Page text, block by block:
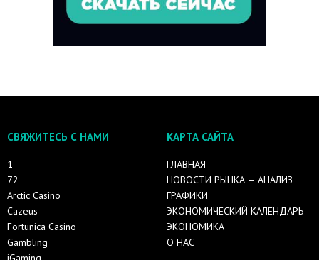
СВЯЖИТЕСЬ С НАМИ
1
72
Arctic Casino
Cazeus
Fortunica Casino
Gambling
КАРТА САЙТА
ГЛАВНАЯ
НОВОСТИ РЫНКА — АНАЛИЗ
ГРАФИКИ
ЭКОНОМИЧЕСКИЙ КАЛЕНДАРЬ
ЭКОНОМИКА
О НАС